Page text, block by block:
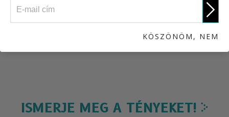
ISMERJE MEG A TÉNYEKET!
KÖSZÖNÖM, NEM